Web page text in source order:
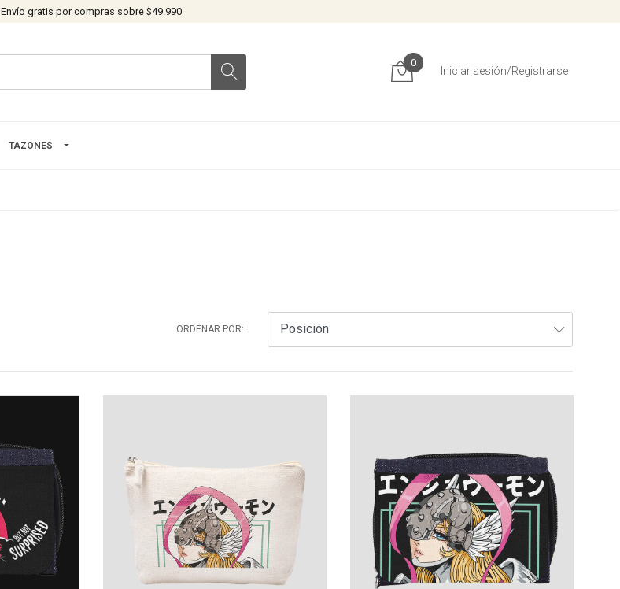
Envío gratis por compras sobre $49.990
0
Iniciar sesión/Registrarse
TAZONES
ORDENAR POR: